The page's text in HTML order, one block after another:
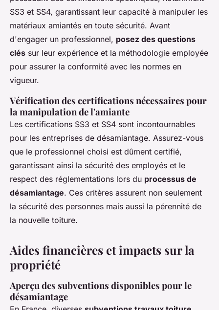
SS3 et SS4, garantissant leur capacité à manipuler les
matériaux amiantés en toute sécurité. Avant
d'engager un professionnel, posez des questions
clés sur leur expérience et la méthodologie employée
pour assurer la conformité avec les normes en
vigueur.
Vérification des certifications nécessaires pour
la manipulation de l'amiante
Les certifications SS3 et SS4 sont incontournables
pour les entreprises de désamiantage. Assurez-vous
que le professionnel choisi est dûment certifié,
garantissant ainsi la sécurité des employés et le
respect des réglementations lors du processus de
désamiantage. Ces critères assurent non seulement
la sécurité des personnes mais aussi la pérennité de
la nouvelle toiture.
Aides financières et impacts sur la
propriété
Aperçu des subventions disponibles pour le
désamiantage